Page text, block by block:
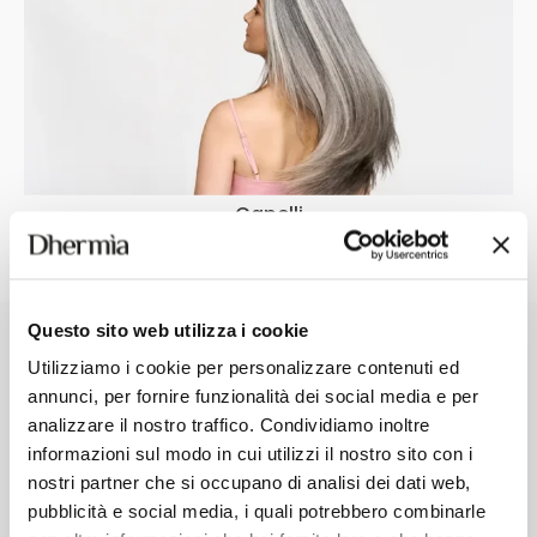
Questo sito web utilizza i cookie
Utilizziamo i cookie per personalizzare contenuti ed
annunci, per fornire funzionalità dei social media e per
analizzare il nostro traffico. Condividiamo inoltre
informazioni sul modo in cui utilizzi il nostro sito con i
nostri partner che si occupano di analisi dei dati web,
pubblicità e social media, i quali potrebbero combinarle
Capelli
I PIÙ RICHIESTI